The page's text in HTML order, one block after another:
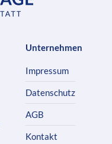
Unternehmen
Impressum
Datenschutz
AGB
Kontakt